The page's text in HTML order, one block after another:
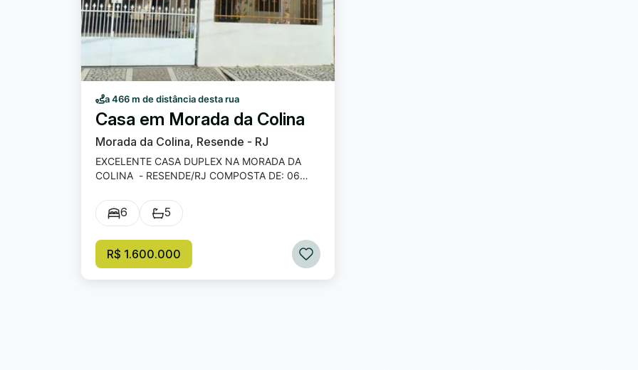
a 466 m de distância desta rua
Casa em Morada da Colina
Morada da Colina, Resende - RJ
EXCELENTE CASA DUPLEX NA MORADA DA
COLINA - RESENDE/RJ COMPOSTA DE: 06
SALAS; 05 BANHEIROS; VARANDA; ÁREA COM
TERRAÇO; COZINHA COM ARMÁRIOS; 01
CARROS.
6 5
R$ 1.600.000